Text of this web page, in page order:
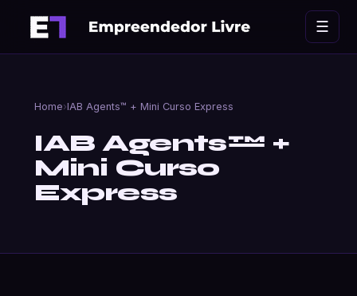
☰
Home›IAB Agents™ + Mini Curso Express
IAB Agents™ +
Mini Curso
Express